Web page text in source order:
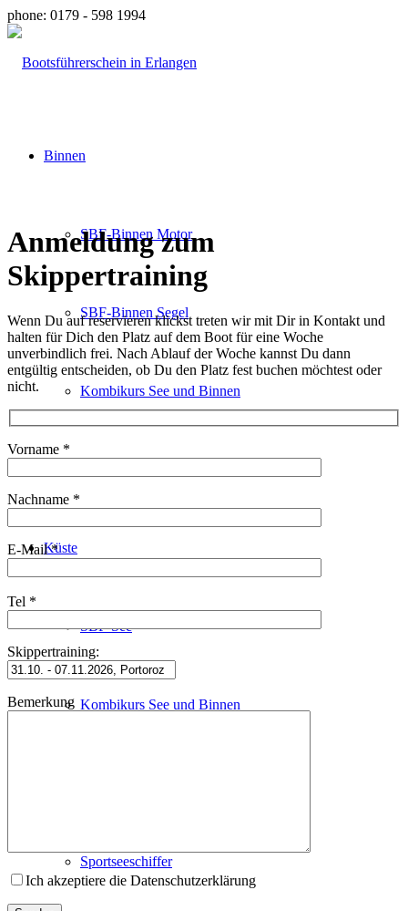
phone: 0179 - 598 1994
Binnen
SBF-Binnen Motor
SBF-Binnen Segel
Kombikurs See und Binnen
Küste
SBF-See
Kombikurs See und Binnen
Sportseeschiffer
Anmeldung zum
Skippertraining
Wenn Du auf reservieren klickst treten wir mit Dir in Kontakt und
halten für Dich den Platz auf dem Boot für eine Woche
unverbindlich frei. Nach Ablauf der Woche kannst Du dann
entgültig entscheiden, ob Du den Platz fest buchen möchtest oder
nicht.
Vorname *
Nachname *
E-Mail *
Tel *
Skippertraining:
Bemerkung
Ich akzeptiere die Datenschutzerklärung